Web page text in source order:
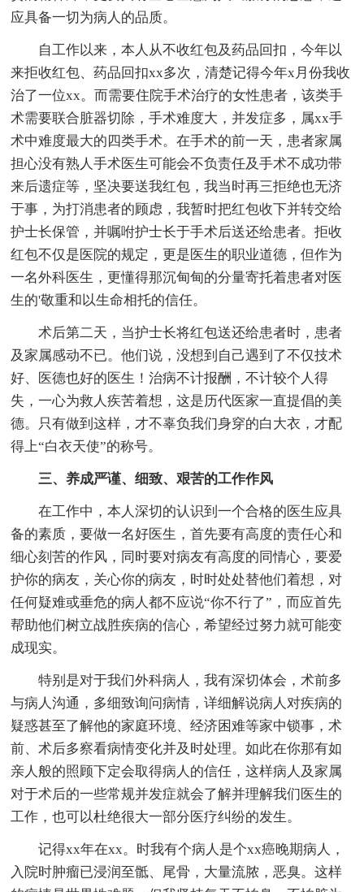
应具备一切为病人的品质。
自工作以来，本人从不收红包及药品回扣，今年以
来拒收红包、药品回扣xx多次，清楚记得今年x月份我收
治了一位xx。而需要住院手术治疗的女性患者，该类手
术需要联合脏器切除，手术难度大，并发症多，属xx手
术中难度最大的四类手术。在手术的前一天，患者家属
担心没有熟人手术医生可能会不负责任及手术不成功带
来后遗症等，坚决要送我红包，我当时再三拒绝也无济
于事，为打消患者的顾虑，我暂时把红包收下并转交给
护士长保管，并嘱咐护士长于手术后送还给患者。拒收
红包不仅是医院的规定，更是医生的职业道德，但作为
一名外科医生，更懂得那沉甸甸的分量寄托着患者对医
生的'敬重和以生命相托的信任。
术后第二天，当护士长将红包送还给患者时，患者
及家属感动不已。他们说，没想到自己遇到了不仅技术
好、医德也好的医生！治病不计报酬，不计较个人得
失，一心为救人疾苦着想，这是历代医家一直提倡的美
德。只有做到这样，才不辜负我们身穿的白大衣，才配
得上“白衣天使”的称号。
三、养成严谨、细致、艰苦的工作作风
在工作中，本人深切的认识到一个合格的医生应具
备的素质，要做一名好医生，首先要有高度的责任心和
细心刻苦的作风，同时要对病友有高度的同情心，要爱
护你的病友，关心你的病友，时时处处替他们着想，对
任何疑难或垂危的病人都不应说“你不行了”，而应首先
帮助他们树立战胜疾病的信心，希望经过努力就可能变
成现实。
特别是对于我们外科病人，我有深切体会，术前多
与病人沟通，多细致询问病情，详细解说病人对疾病的
疑惑甚至了解他的家庭环境、经济困难等家中锁事，术
前、术后多察看病情变化并及时处理。如此在你那有如
亲人般的照顾下定会取得病人的信任，这样病人及家属
对于术后的一些常规并发症就会了解并理解我们医生的
工作，也可以杜绝很大一部分医疗纠纷的发生。
记得xx年在xx。时我有个病人是个xx癌晚期病人，
入院时肿瘤已浸润至骶、尾骨，大量流脓，恶臭。这样